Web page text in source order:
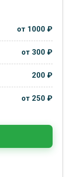
от 1000 ₽
от 300 ₽
200 ₽
от 250 ₽